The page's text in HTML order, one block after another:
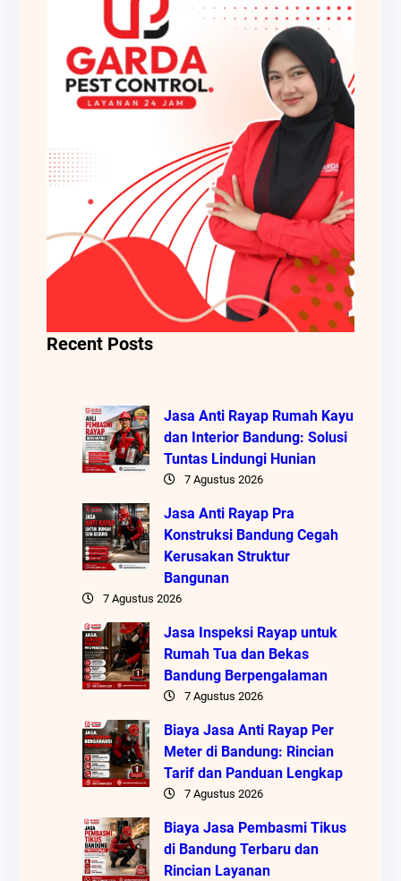
Recent Posts
Jasa Anti Rayap Rumah Kayu
dan Interior Bandung: Solusi
Tuntas Lindungi Hunian
7 Agustus 2026
Jasa Anti Rayap Pra
Konstruksi Bandung Cegah
Kerusakan Struktur
Bangunan
7 Agustus 2026
Jasa Inspeksi Rayap untuk
Rumah Tua dan Bekas
Bandung Berpengalaman
7 Agustus 2026
Biaya Jasa Anti Rayap Per
Meter di Bandung: Rincian
Tarif dan Panduan Lengkap
7 Agustus 2026
Biaya Jasa Pembasmi Tikus
di Bandung Terbaru dan
Rincian Layanan